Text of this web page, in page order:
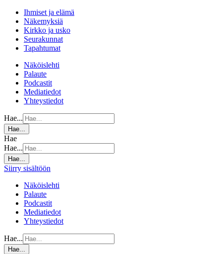
Ihmiset ja elämä
Näkemyksiä
Kirkko ja usko
Seurakunnat
Tapahtumat
Näköislehti
Palaute
Podcastit
Mediatiedot
Yhteystiedot
Hae...
Hae...
Hae
Hae...
Hae...
Siirry sisältöön
Näköislehti
Palaute
Podcastit
Mediatiedot
Yhteystiedot
Hae...
Hae...